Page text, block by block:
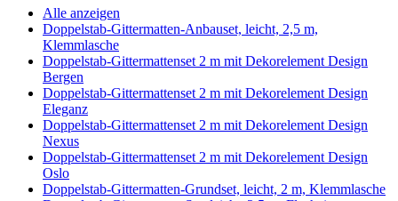
Alle anzeigen
Doppelstab-Gittermatten-Anbauset, leicht, 2,5 m,
Klemmlasche
Doppelstab-Gittermattenset 2 m mit Dekorelement Design
Bergen
Doppelstab-Gittermattenset 2 m mit Dekorelement Design
Eleganz
Doppelstab-Gittermattenset 2 m mit Dekorelement Design
Nexus
Doppelstab-Gittermattenset 2 m mit Dekorelement Design
Oslo
Doppelstab-Gittermatten-Grundset, leicht, 2 m, Klemmlasche